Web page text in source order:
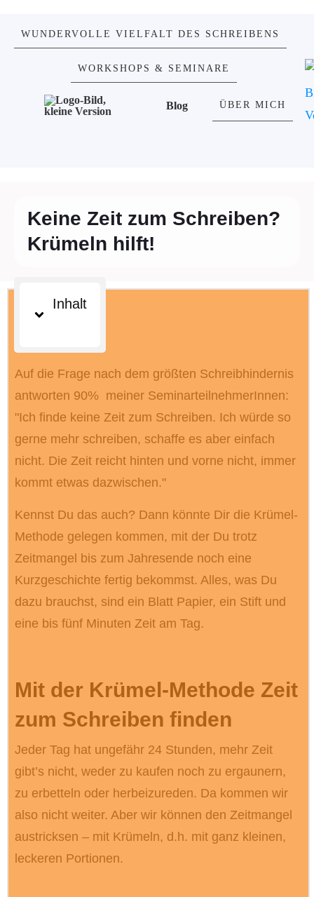
WUNDERVOLLE VIELFALT DES SCHREIBENS
WORKSHOPS & SEMINARE
Blog ÜBER MICH
Keine Zeit zum Schreiben?
Krümeln hilft!
Inhalt
Auf die Frage nach dem größten Schreib­hindernis
antworten 90% meiner Seminar­teil­neh­merInnen:
"Ich finde keine Zeit zum Schreiben. Ich würde so
gerne mehr schreiben, schaffe es aber einfach
nicht. Die Zeit reicht hinten und vorne nicht, immer
kommt etwas dazwischen."
Kennst Du das auch? Dann könnte Dir die Krümel-
Methode gelegen kommen, mit der Du trotz
Zeitmangel bis zum Jahresende noch eine
Kurzgeschichte fertig bekommst. Alles, was Du
dazu brauchst, sind ein Blatt Papier, ein Stift und
eine bis fünf Minuten Zeit am Tag.
Mit der Krümel-Methode Zeit
zum Schreiben finden
Jeder Tag hat ungefähr 24 Stunden, mehr Zeit
gibt’s nicht, weder zu kaufen noch zu ergaunern,
zu erbetteln oder herbeizureden. Da kommen wir
also nicht weiter. Aber wir können den Zeitmangel
austricksen – mit Krümeln, d.h. mit ganz kleinen,
leckeren Portionen.